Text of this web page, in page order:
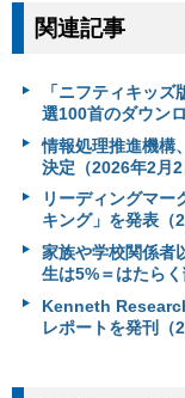
関連記事
「ニフティキッ
選100首のダウン
情報処理推進機構
決定（2026年2月2
リーディングマー
キング」を発表（
家族や学校関係者
生は5%＝はたら
Kenneth
レポートを発刊（